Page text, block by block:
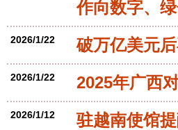
作向数字、
2026/1/22 破万亿美元
2026/1/22 2025年广西
2026/1/12
驻越南使馆